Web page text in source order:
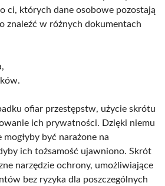
ci, których dane osobowe pozostają
znaleźć w różnych dokumentach
ofiar przestępstw, użycie skrótu
ich prywatności. Dzięki niemu
być narażone na
ich tożsamość ujawniono. Skrót
narzędzie ochrony, umożliwiające
bez ryzyka dla poszczególnych